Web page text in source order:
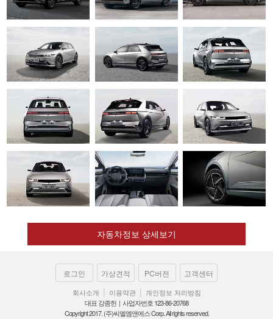
자동차정보 상세보기
로그인 가상견적 PC버전 고객센터
회사소개 | 이용약관 | 개인정보 처리방침
대표 강종헌 | 사업자번호 123-86-20768
Copyright 2017. (주)씨엘엠앤에스 Corp. All rights reserved.